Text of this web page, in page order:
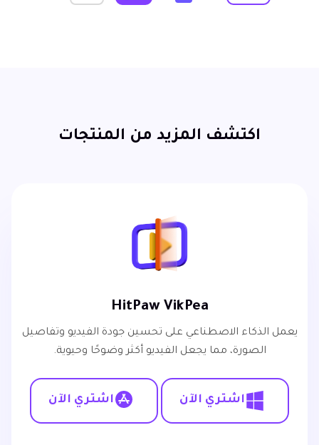
اكتشف المزيد من المنتجات
HitPaw VikPea
يعمل الذكاء الاصطناعي على تحسين جودة الفيديو وتفاصيل
الصورة، مما يجعل الفيديو أكثر وضوحًا وحيوية.
اشتري الآن اشتري الآن